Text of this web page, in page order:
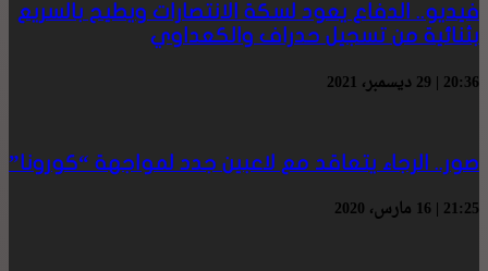
فيديو.. الدفاع يعود لسكة الانتصارات ويطيح بالسريع
بثنائية من تسجيل حدراف والكعداوي
20:36 | 29 ديسمبر، 2021
صور.. الرجاء يتعاقد مع لاعبين جدد لمواجهة “كورونا”
21:25 | 16 مارس، 2020